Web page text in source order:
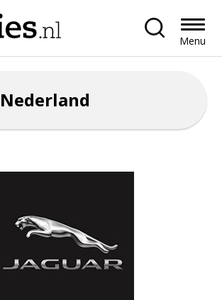
Menu